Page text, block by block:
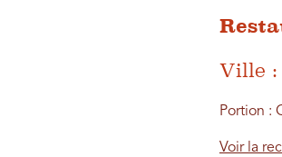
Ville :
Portion :
Voir la